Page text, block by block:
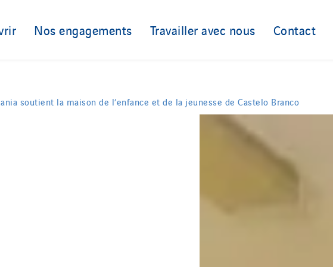
Nos engagements Travailler avec nous Contact
soutient la maison de l’enfance et de la jeunesse de Castelo Branco